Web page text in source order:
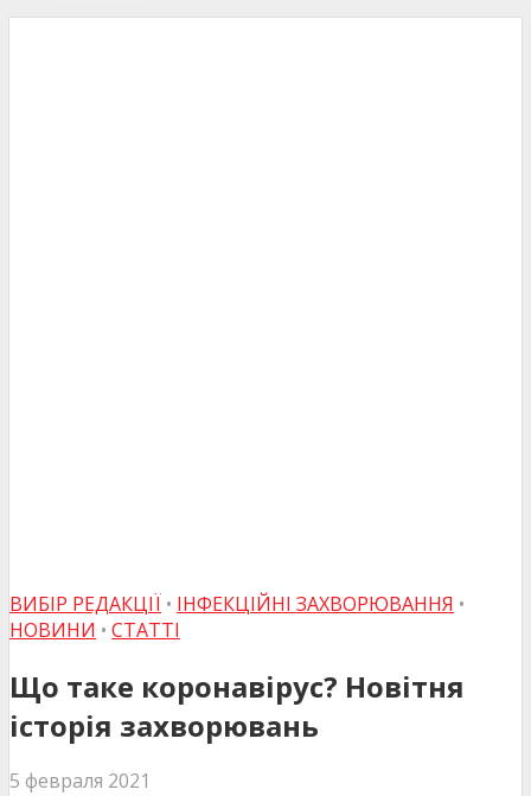
ВИБІР РЕДАКЦІЇ • ІНФЕКЦІЙНІ ЗАХВОРЮВАННЯ •
НОВИНИ • СТАТТІ
Що таке коронавірус? Новітня
історія захворювань
5 февраля 2021